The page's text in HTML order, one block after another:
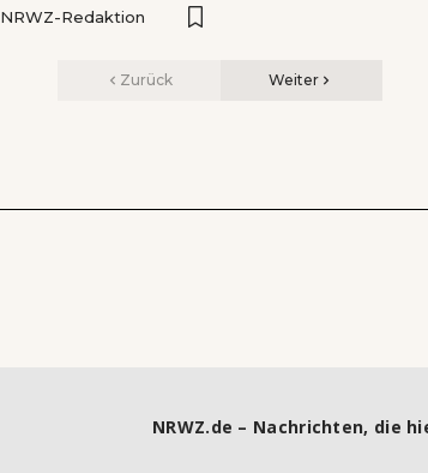
NRWZ-Redaktion
Zurück Weiter
NRWZ.de – Nachrichten, die